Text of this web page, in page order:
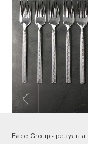
Face Group -